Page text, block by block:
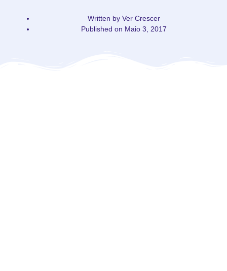
Written byVer Crescer
Published on Maio 3, 2017